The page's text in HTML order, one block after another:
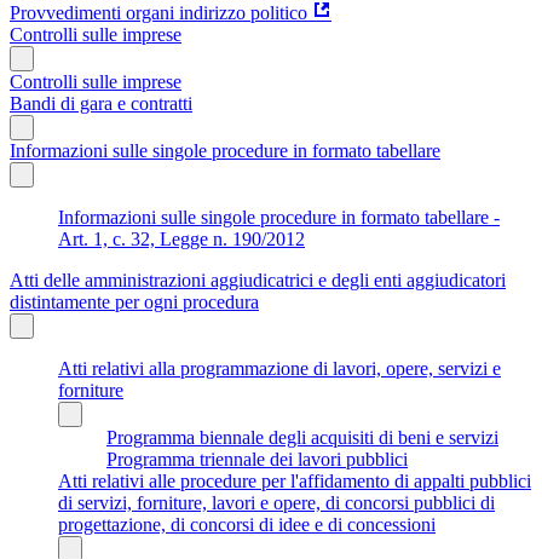
Provvedimenti organi indirizzo politico
Controlli sulle imprese
Controlli sulle imprese
Bandi di gara e contratti
Informazioni sulle singole procedure in formato tabellare
Informazioni sulle singole procedure in formato tabellare -
Art. 1, c. 32, Legge n. 190/2012
Atti delle amministrazioni aggiudicatrici e degli enti aggiudicatori
distintamente per ogni procedura
Atti relativi alla programmazione di lavori, opere, servizi e
forniture
Programma biennale degli acquisiti di beni e servizi
Programma triennale dei lavori pubblici
Atti relativi alle procedure per l'affidamento di appalti pubblici
di servizi, forniture, lavori e opere, di concorsi pubblici di
progettazione, di concorsi di idee e di concessioni